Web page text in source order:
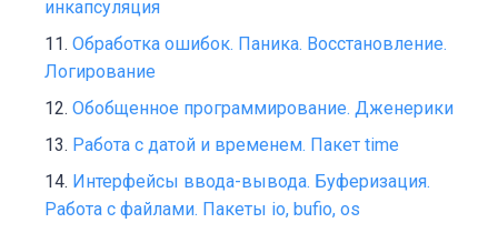
инкапсуляция
Обработка ошибок. Паника. Восстановление.
Логирование
Обобщенное программирование. Дженерики
Работа с датой и временем. Пакет time
Интерфейсы ввода-вывода. Буферизация.
Работа с файлами. Пакеты io, bufio, os